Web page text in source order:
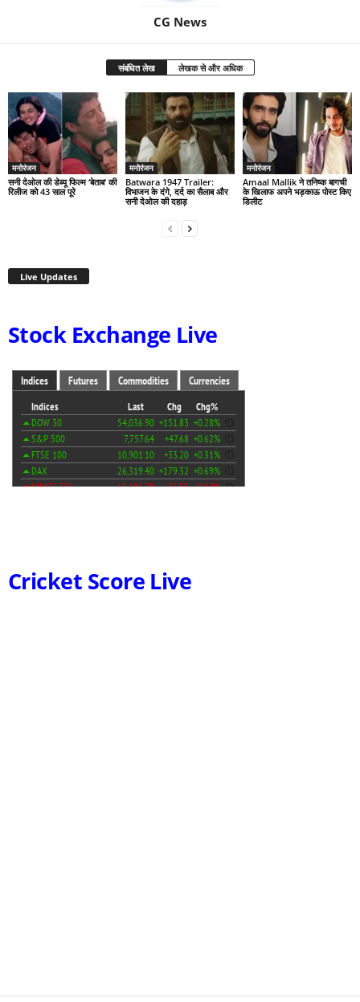
CG News
संबंधित लेख लेखक से और अधिक
मनोरंजन
सनी देओल की डेब्यू फिल्म ‘बेताब’ की
रिलीज को 43 साल पूरे
मनोरंजन
Batwara 1947 Trailer:
विभाजन के दंगे, दर्द का सैलाब और
सनी देओल की दहाड़
मनोरंजन
Amaal Mallik ने तनिष्क बागची
के खिलाफ अपने भड़काऊ पोस्ट किए
डिलीट
Live Updates
Stock Exchange Live
Cricket Score Live